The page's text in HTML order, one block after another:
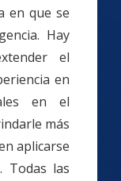
en que se
Hay
el
en
en el
más
aplicarse
Todas las